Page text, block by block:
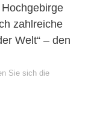
zahlreiche
Welt“ – den
Sie sich die